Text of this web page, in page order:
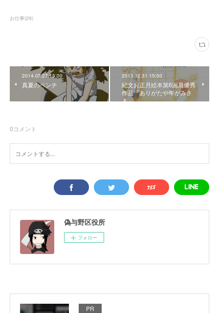
お仕事(29)
2014.07.27 15:00
真夏のベンチ
2013.12.31 15:00
紀文お正月絵本第6回最優秀
作品「ありがたや年がみさ
ま」
0コメント
偽与野区役所
フォロー
PR